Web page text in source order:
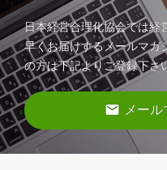
日本経営合理化協会では経
早くお届けするメールマガ
の方は下記よりご登録下さ
email メー